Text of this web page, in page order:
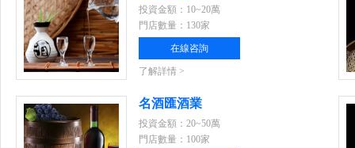
投資金額：10~20萬
門店數量：130家
在線咨詢
了解詳情 >
名酒匯酒業
投資金額：20~50萬
門店數量：100家